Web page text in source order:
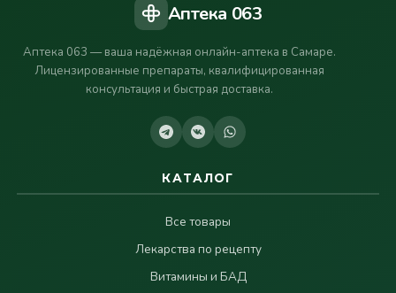
Аптека 063
Аптека 063 — ваша надёжная онлайн-аптека в Самаре.
Лицензированные препараты, квалифицированная
консультация и быстрая доставка.
КАТАЛОГ
Все товары
Лекарства по рецепту
Витамины и БАД